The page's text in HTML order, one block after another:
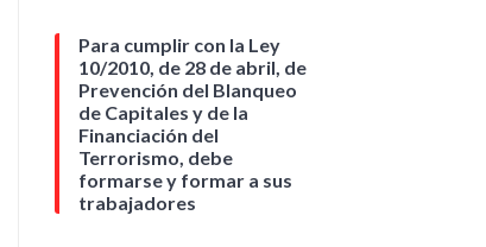
Para cumplir con la Ley
10/2010, de 28 de abril, de
Prevención del Blanqueo
de Capitales y de la
Financiación del
Terrorismo, debe
formarse y formar a sus
trabajadores